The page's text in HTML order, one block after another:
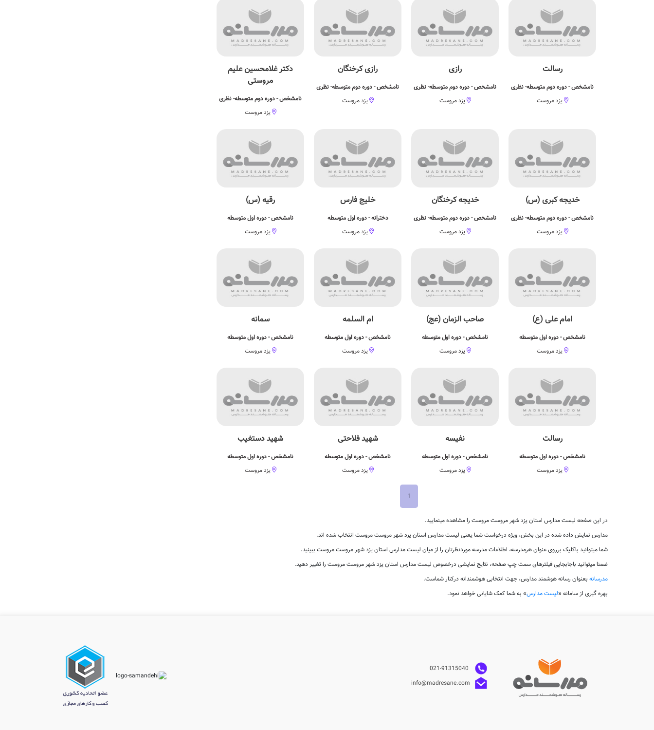
رسالت
نامشخص - دوره دوم متوسطه- نظری
یزد مروست
رازی
نامشخص - دوره دوم متوسطه- نظری
یزد مروست
رازی کرخنگان
نامشخص - دوره دوم متوسطه- نظری
یزد مروست
دکتر غلامحسین علیم
مروستی
نامشخص - دوره دوم متوسطه- نظری
یزد مروست
خدیجه كبری (س)
نامشخص - دوره دوم متوسطه- نظری
یزد مروست
خدیجه کرخنگان
نامشخص - دوره دوم متوسطه- نظری
یزد مروست
خلیج فارس
دخترانه - دوره اول متوسطه
یزد مروست
رقیه (س)
نامشخص - دوره اول متوسطه
یزد مروست
امام علی (ع)
نامشخص - دوره اول متوسطه
یزد مروست
صاحب الزمان (عج)
نامشخص - دوره اول متوسطه
یزد مروست
ام السلمه
نامشخص - دوره اول متوسطه
یزد مروست
سمانه
نامشخص - دوره اول متوسطه
یزد مروست
رسالت
نامشخص - دوره اول متوسطه
یزد مروست
نفیسه
نامشخص - دوره اول متوسطه
یزد مروست
شهید فلاحتی
نامشخص - دوره اول متوسطه
یزد مروست
شهید دستغیب
نامشخص - دوره اول متوسطه
یزد مروست
1
در این صفحه لیست مدارس استان یزد شهر مروست مروست را مشاهده مینمایید.
مدارس نمایش داده شده در این بخش، ویژه درخواست شما یعنی لیست مدارس استان یزد شهر مروست مروست انتخاب شده اند.
شما میتوانید باکلیک برروی عنوان هرمدرسه، اطلاعات مدرسه موردنظرتان را از میان لیست مدارس استان یزد شهر مروست مروست ببینید.
ضمنا میتوانید باجابجایی فیلترهای سمت چپ صفحه، نتایج نمایشی درخصوص لیست مدارس استان یزد شهر مروست مروست را تغییر دهید.
مدرسانه بعنوان رسانه هوشمند مدارس، جهت انتخابی هوشمندانه درکنار شماست.
بهره گیری از سامانه «لیست مدارس» به شما کمک شایانی خواهد نمود.
info@madresane.com